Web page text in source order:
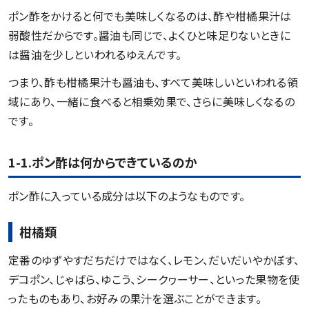
ポン酢をかけると何でも美味しくなるのは、酢や柑橘果汁は
弱酸性だからです。醤油も同じで、よくひと味足りないときに
は醤油を少しといわれるゆえんです。
つまり、酢も柑橘果汁も醤油も、すべて美味しいといわれる領
域にあり、一緒に食べると相乗効果で、さらに美味しくなるの
です。
1-1.ポン酢は何からできているのか
ポン酢に入っている成分は以下のようなものです。
柑橘類
定番のゆずやすだちだけではなく、レモン、だいだいやかぼす、
デコポン、じゃばら、ゆこう、シークヮーサー、といった果物を使
ったものもあり、お好みの果汁を選ぶことができます。